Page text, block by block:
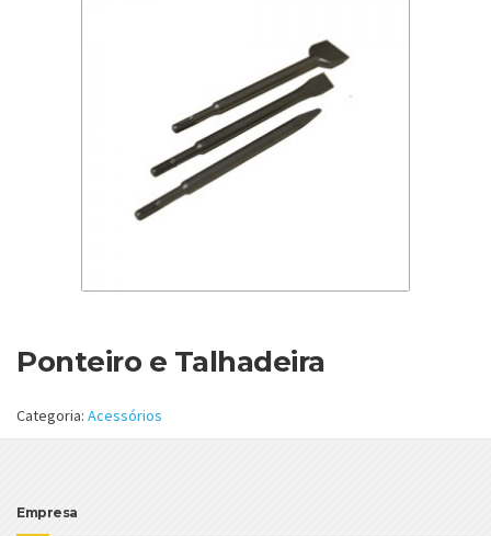
Ponteiro e Talhadeira
Categoria: Acessórios
Empresa